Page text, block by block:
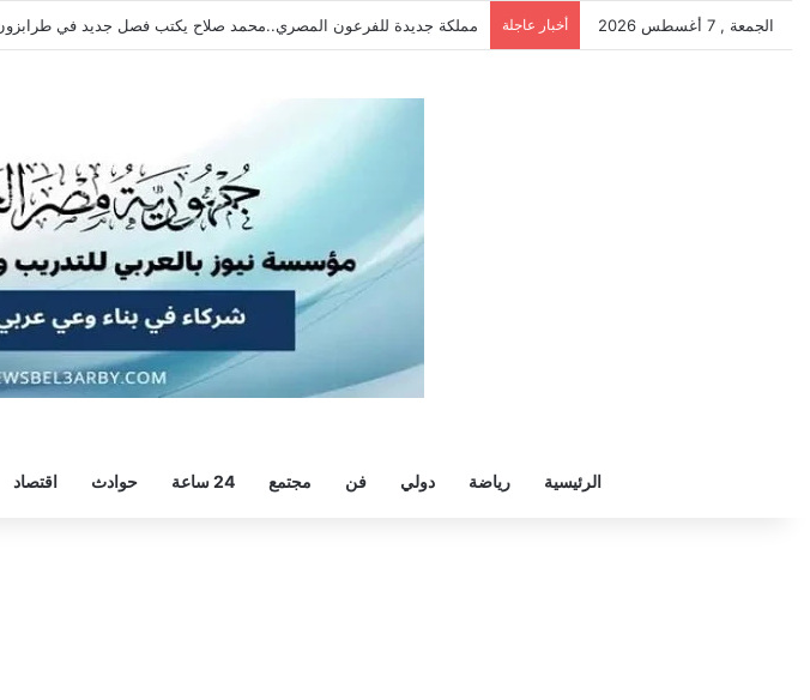
الجمعة , 7 أغسطس 2026 أخبار عاجلة مملكة جديدة للفرعون المصري..محمد صلاح يكتب فصل جديد في طرابزون
الرئيسية رياضة دولي فن مجتمع 24 ساعة حوادث اقتصاد